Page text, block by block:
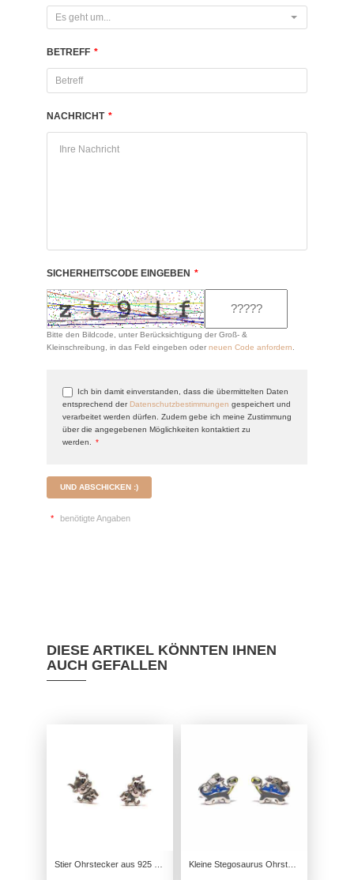
Es geht um...
BETREFF *
NACHRICHT *
SICHERHEITSCODE EINGEBEN *
Bitte den Bildcode, unter Berücksichtigung der Groß- &
Kleinschreibung, in das Feld eingeben oder neuen Code anfordern
Ich bin damit einverstanden, dass die übermittelten Daten
entsprechend der Datenschutzbestimmungen gespeichert und
verarbeitet werden dürfen. Zudem gebe ich meine Zustimmung
über die angegebenen Möglichkeiten kontaktiert zu
werden.
*
UND ABSCHICKEN :)
* benötigte Angaben
DIESE ARTIKEL KÖNNTEN IHNEN
AUCH GEFALLEN
Stier Ohrstecker aus 925 Sterling Silber Kleine Stegosaurus Ohrstecker aus recyceltem 925 Sterling Silber